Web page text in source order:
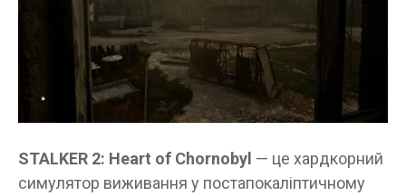
STALKER 2: Heart of Chornobyl — це хардкорний
симулятор виживання у постапокаліптичному